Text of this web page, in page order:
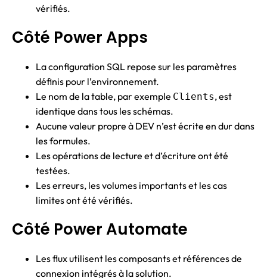
vérifiés.
Côté Power Apps
La configuration SQL repose sur les paramètres
définis pour l’environnement.
Le nom de la table, par exemple Clients, est
identique dans tous les schémas.
Aucune valeur propre à DEV n’est écrite en dur dans
les formules.
Les opérations de lecture et d’écriture ont été
testées.
Les erreurs, les volumes importants et les cas
limites ont été vérifiés.
Côté Power Automate
Les flux utilisent les composants et références de
connexion intégrés à la solution.